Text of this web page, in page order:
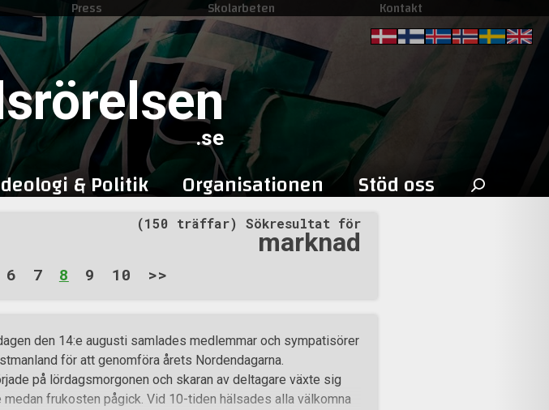
to
content
Press Skolarbeten Kontakt
.se
& Politik Organisationen Stöd oss Sök
efter:
(150 träffar) Sökresultat för
marknad
6 7 8 9 10 >>
den 14:e augusti samlades medlemmar och sympatisörer
för att genomföra årets Nordendagarna.
på lördagsmorgonen och skaran av deltagare växte sig
frukosten pågick. Vid 10-tiden hälsades alla välkomna